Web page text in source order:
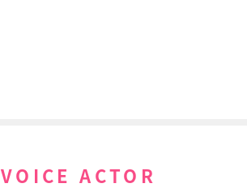
VOICE ACTOR